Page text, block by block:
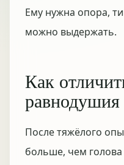
Ему нужна опора,
можно выдержать.
Как
равнодушия
После тяжёлого
больше, чем голова